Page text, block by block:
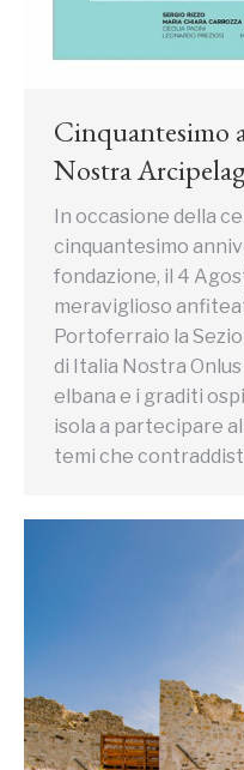
Cinquantesimo
Nostra
In occasione della
cinquantesimo
fondazione, il 4
meraviglioso
Portoferraio la
di Italia Nostra
elbana e i graditi
isola a partecipare
temi che